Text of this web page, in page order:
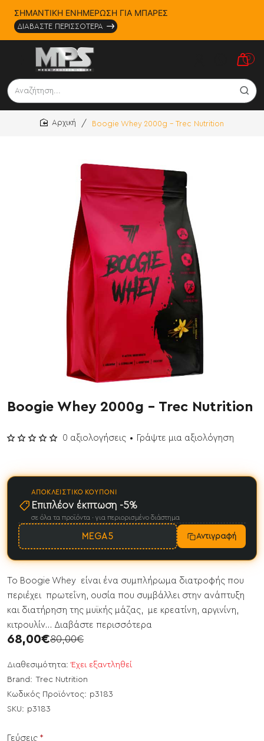
ΣΗΜΑΝΤΙΚΗ ΕΝΗΜΕΡΩΣΗ ΓΙΑ ΜΠΑΡΕΣ
ΔΙΑΒΑΣΤΕ ΠΕΡΙΣΣΟΤΕΡΑ
0
Αναζήτηση...
Boogie Whey 2000g - Trec Nutrition
Έχει εξαντληθεί
Boogie Whey 2000g - Trec Nutrition
Διαθεσιμότητα: Έχει εξαντληθεί
Brand: Trec Nutrition
Κωδικός Προϊόντος: p3183
SKU: p3183
0 αξιολογήσεις • Γράψτε μια αξιολόγηση
68,00€80,00€
Γεύσεις
ΑΠΟΚΛΕΙΣΤΙΚΌ ΚΟΥΠΌΝΙ
Επιπλέον έκπτωση -5%
σε όλα τα προϊόντα · για περιορισμένο διάστημα
MEGA5 Αντιγραφή
Το Boogie Whey είναι ένα συμπλήρωμα διατροφής που
περιέχει πρωτεΐνη, ουσία που συμβάλλει στην ανάπτυξη
και διατήρηση της μυϊκής μάζας, με κρεατίνη, αργινίνη,
κιτρουλίν... Διαβάστε περισσότερα